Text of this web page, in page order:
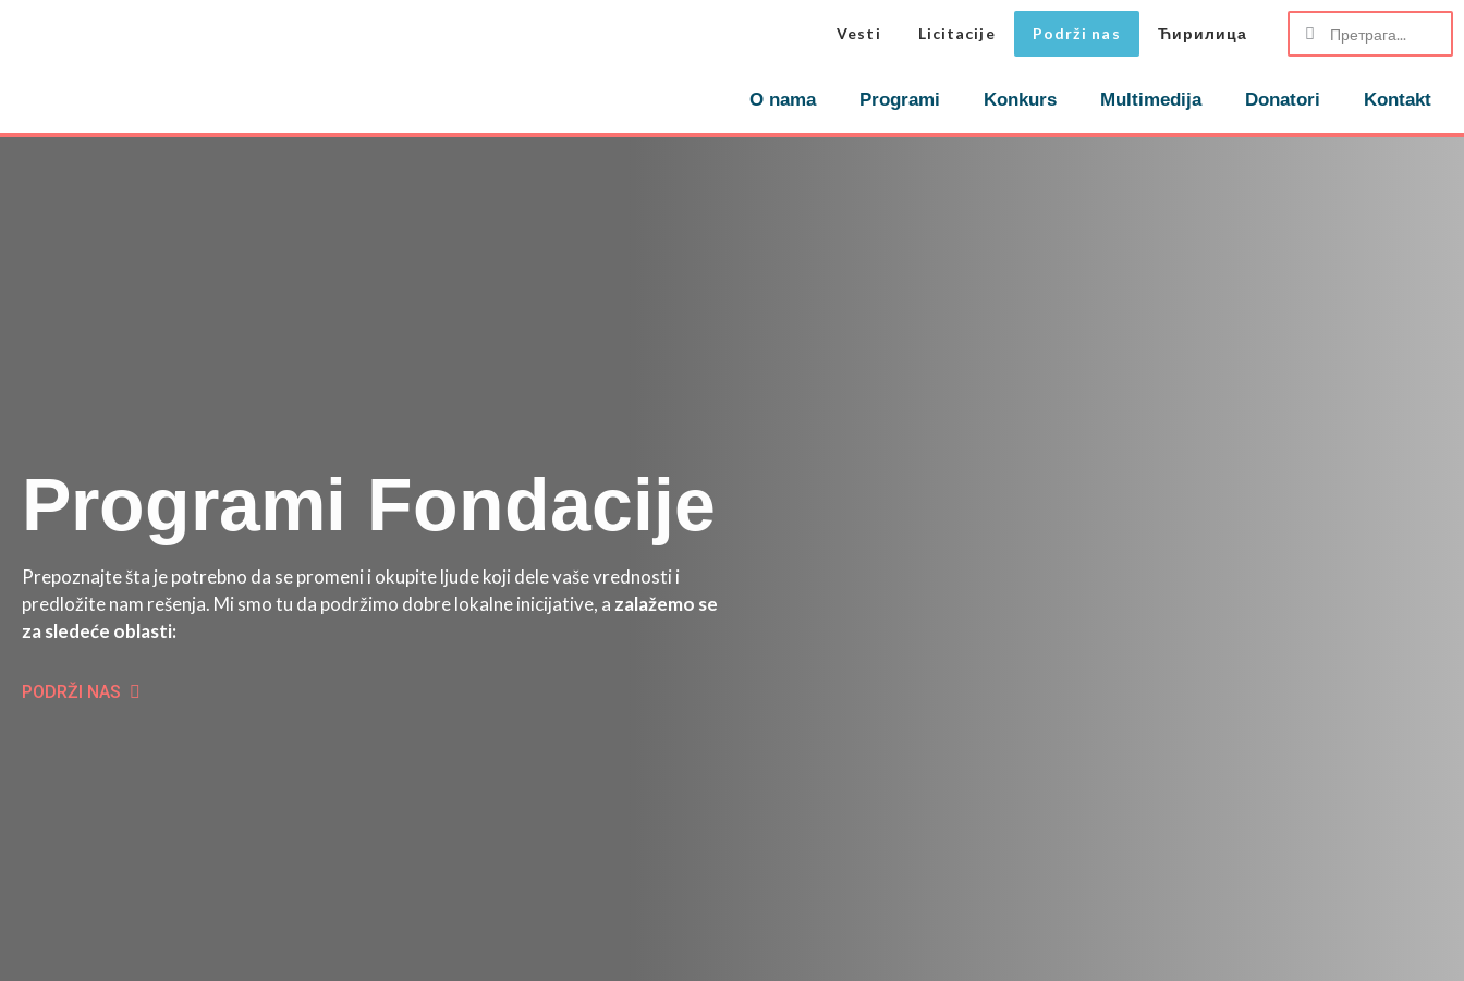
Vesti Licitacije Podrži nas Ћирилица
O nama Programi Konkurs Multimedija Donatori Kontakt
Programi Fondacije
Prepoznajte šta je potrebno da se promeni i okupite ljude koji dele vaše vrednosti i
predložite nam rešenja. Mi smo tu da podržimo dobre lokalne inicijative, a zalažemo se
za sledeće oblasti:
PODRŽI NAS